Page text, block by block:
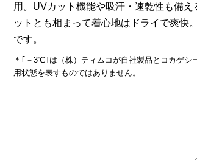
用。UVカット機能や吸汗・速乾性も備
ットとも相まって着心地はドライで爽快
です。
＊｢－3℃｣は（株）ティムコが自社製品とコカゲ
用状態を表すものではありません。